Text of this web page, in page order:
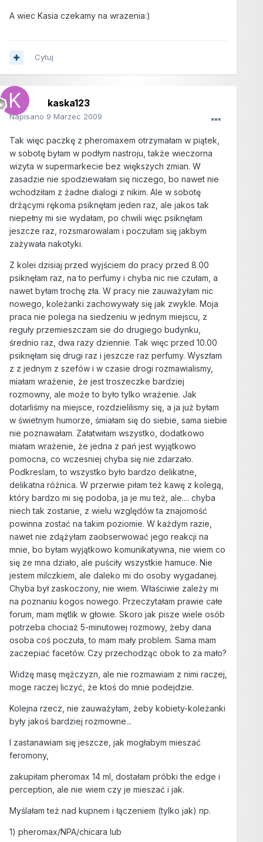
A wiec Kasia czekamy na wrazenia:)
Cytuj
kaska123
Napisano 9 Marzec 2009
Tak więc paczkę z pheromaxem otrzymałam w piątek,
w sobotę byłam w podłym nastroju, także wieczorna
wizyta w supermarkecie bez większych zmian. W
zasadzie nie spodziewałam się niczego, bo nawet nie
wchodziłam z żadne dialogi z nikim. Ale w sobotę
drżącymi rękoma psiknęłam jeden raz, ale jakos tak
niepełny mi sie wydałam, po chwili więc psiknęłam
jeszcze raz, rozsmarowalam i poczułam się jakbym
zażywała nakotyki.
Z kolei dzisiaj przed wyjściem do pracy przed 8.00
psiknęłam raz, na to perfumy i chyba nic nie czułam, a
nawet byłam trochę zła. W pracy nie zauważyłam nic
nowego, koleżanki zachowywały się jak zwykle. Moja
praca nie polega na siedzeniu w jednym miejscu, z
reguły przemieszczam sie do drugiego budynku,
średnio raz, dwa razy dziennie. Tak więc przed 10.00
psiknęłam się drugi raz i jeszcze raz perfumy. Wyszłam
z z jednym z szefów i w czasie drogi rozmawialismy,
miałam wrażenie, że jest troszeczke bardziej
rozmowny, ale może to było tylko wrażenie. Jak
dotarliśmy na miejsce, rozdzielilismy się, a ja już byłam
w świetnym humorze, śmiałam się do siebie, sama siebie
nie poznawałam. Załatwiłam wszystko, dodatkowo
miałam wrażenie, że jedna z pań jest wyjątkowo
pomocna, co wczesniej chyba się nie zdarzało.
Podkreslam, to wszystko było bardzo delikatne,
delikatna różnica. W przerwie piłam też kawę z kolegą,
który bardzo mi się podoba, ja je mu też, ale.... chyba
niech tak zostanie, z wielu względów ta znajomość
powinna zostać na takim poziomie. W każdym razie,
nawet nie zdążyłam zaobserwować jego reakcji na
mnie, bo byłam wyjątkowo komunikatywna, nie wiem co
się ze mna działo, ale puściły wszystkie hamuce. Nie
jestem milczkiem, ale daleko mi do osoby wygadanej.
Chyba był zaskoczony, nie wiem. Właściwie zależy mi
na poznaniu kogos nowego. Przeczytałam prawie całe
forum, mam mętlik w głowie. Skoro jak pisze wiele osób
potrzeba chociaż 5-minutowej rozmowy, żeby dana
osoba coś poczuła, to mam mały problem. Sama mam
zaczepiać facetów. Czy przechodząc obok to za mało?
Widzę masę mężczyzn, ale nie rozmawiam z nimi raczej,
moge raczej liczyć, że ktoś do mnie podejdzie.
Kolejna rzecz, nie zauważyłam, żeby kobiety-koleżanki
były jakoś bardziej rozmowne...
I zastanawiam się jeszcze, jak mogłabym mieszać
feromony,
zakupiłam pheromax 14 ml, dostałam próbki the edge i
perception, ale nie wiem czy je mieszać i jak.
Myślałam też nad kupnem i łączeniem (tylko jak) np.
1) pheromax/NPA/chicara lub